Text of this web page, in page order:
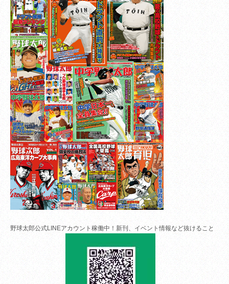
野球太郎公式LINEアカウント稼働中！新刊、イベント情報など抜けること